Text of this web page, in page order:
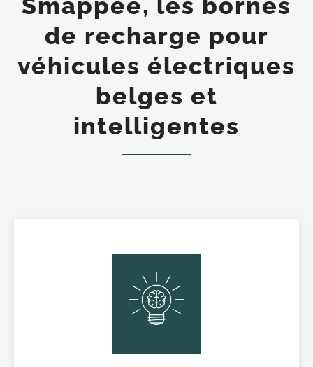
Smappee, les bornes
de recharge pour
véhicules électriques
belges et
intelligentes